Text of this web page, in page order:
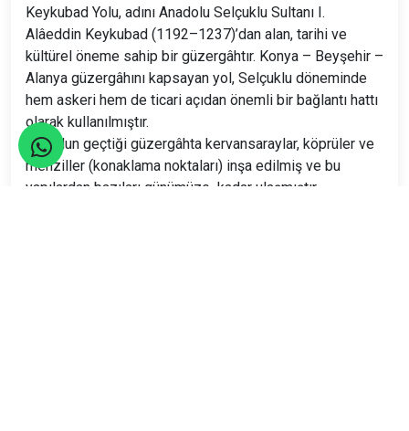
Keykubad Yolu, adını Anadolu Selçuklu Sultanı I.
Alâeddin Keykubad (1192–1237)’dan alan, tarihi ve
kültürel öneme sahip bir güzergâhtır. Konya – Beyşehir –
Alanya güzergâhını kapsayan yol, Selçuklu döneminde
hem askeri hem de ticari açıdan önemli bir bağlantı hattı
olarak kullanılmıştır.
Bu yolun geçtiği güzergâhta kervansaraylar, köprüler ve
menziller (konaklama noktaları) inşa edilmiş ve bu
yapılardan bazıları günümüze kadar ulaşmıştır.